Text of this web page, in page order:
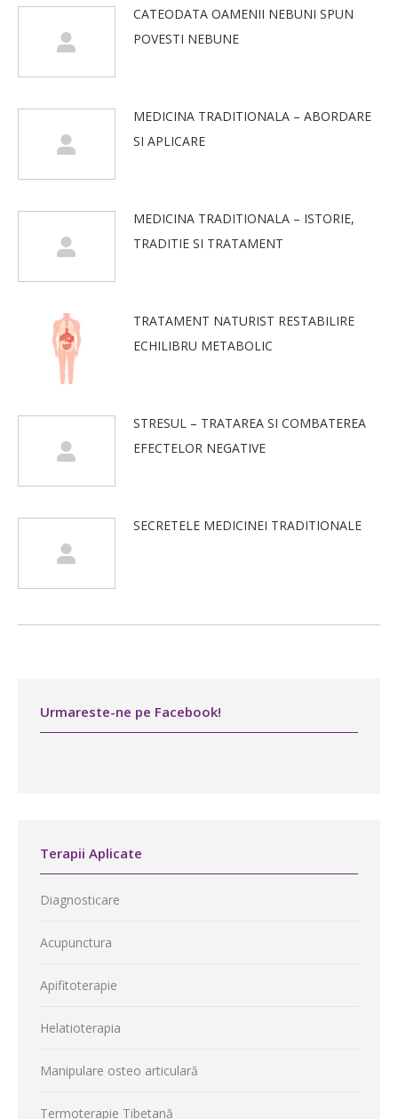
CATEODATA OAMENII NEBUNI SPUN
POVESTI NEBUNE
MEDICINA TRADITIONALA – ABORDARE
SI APLICARE
MEDICINA TRADITIONALA – ISTORIE,
TRADITIE SI TRATAMENT
TRATAMENT NATURIST RESTABILIRE
ECHILIBRU METABOLIC
STRESUL – TRATAREA SI COMBATEREA
EFECTELOR NEGATIVE
SECRETELE MEDICINEI TRADITIONALE
Urmareste-ne pe Facebook!
Terapii Aplicate
Diagnosticare
Acupunctura
Apifitoterapie
Helatioterapia
Manipulare osteo articulară
Termoterapie Tibetană